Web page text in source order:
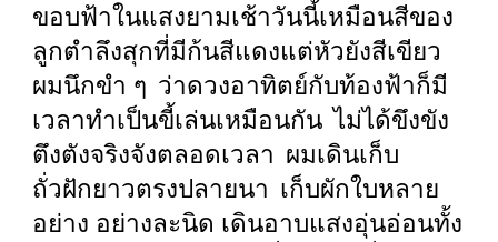
ขอบฟ้าในแสงยามเช้าวันนี้เหมือนสีของ
ลูกตำลึงสุกที่มีก้นสีแดงแต่หัวยังสีเขียว
ผมนึกขำ ๆ ว่าดวงอาทิตย์กับท้องฟ้าก็มี
เวลาทำเป็นขี้เล่นเหมือนกัน ไม่ได้ขึงขัง
ตึงตังจริงจังตลอดเวลา ผมเดินเก็บ
ถั่วฝักยาวตรงปลายนา เก็บผักใบหลาย
อย่าง อย่างละนิด เดินอาบแสงอุ่นอ่อนทั้ง